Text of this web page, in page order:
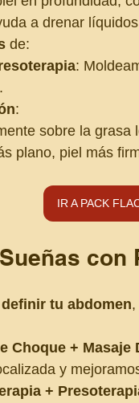
a drenar
de:
:
:
sobre la
plano, piel más
IR A PACK
definir tu abdomen
Choque + Masaje
y
+